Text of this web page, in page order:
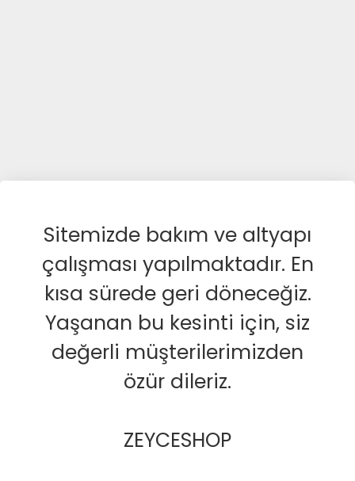
Sitemizde bakım ve altyapı
çalışması yapılmaktadır. En
kısa sürede geri döneceğiz.
Yaşanan bu kesinti için, siz
değerli müşterilerimizden
özür dileriz.
ZEYCESHOP